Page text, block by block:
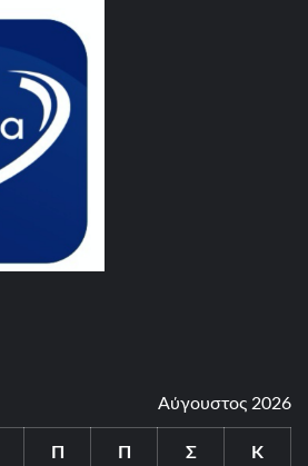
Αύγουστος 2026
Π Π Σ Κ